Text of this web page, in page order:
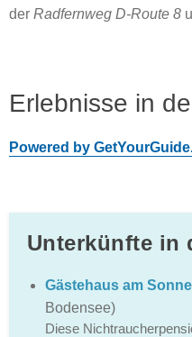
der Radfernweg D-Route 8
Erlebnisse in
Powered by
Unterkünfte in
Gästehaus am
Bodensee)
Diese